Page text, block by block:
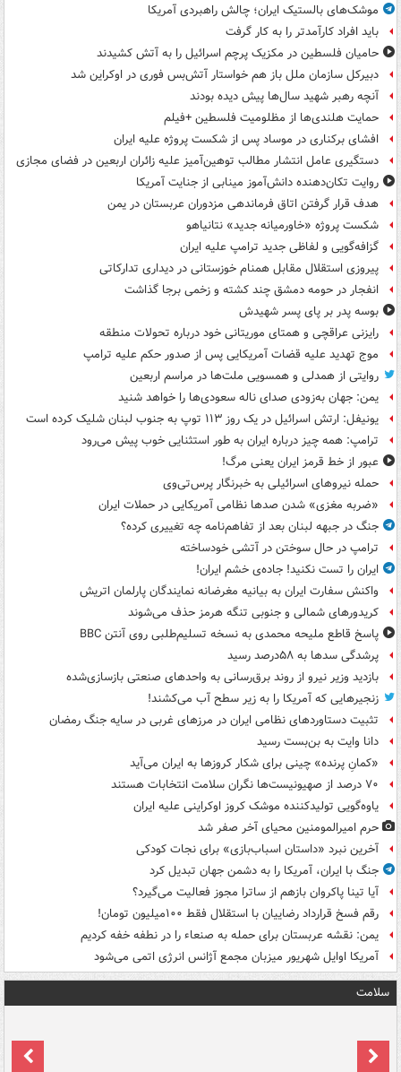
موشک‌های بالستیک ایران؛ چالش راهبردی آمریکا
باید افراد کارآمدتر را به کار گرفت
حامیان فلسطین در مکزیک پرچم اسرائیل را به آتش کشیدند
دبیرکل سازمان ملل باز هم خواستار آتش‌بس فوری در اوکراین شد
آنچه رهبر شهید سال‌ها پیش دیده بودند
حمایت هلندی‌ها از مظلومیت فلسطین +فیلم
افشای برکناری در موساد پس از شکست پروژه علیه ایران
دستگیری عامل انتشار مطالب توهین‌آمیز علیه زائران اربعین در فضای مجازی
روایت تکان‌دهنده دانش‌آموز مینابی از جنایت آمریکا
هدف قرار گرفتن اتاق‌ فرماندهی مزدوران عربستان در یمن
شکست پروژه «خاورمیانه جدید» نتانیاهو
گزافه‌گویی و لفاظی جدید ترامپ علیه ایران
پیروزی استقلال مقابل همنام خوزستانی در دیداری تدارکاتی
انفجار در حومه دمشق چند کشته و زخمی برجا گذاشت
بوسه‌ پدر بر پای پسر شهیدش
رایزنی عراقچی و همتای موریتانی خود درباره تحولات منطقه
موج تهدید علیه قضات آمریکایی پس از صدور حکم علیه ترامپ
روایتی از همدلی و همسویی ملت‌ها در مراسم اربعین
یمن: جهان به‌زودی صدای ناله سعودی‌ها را خواهد شنید
یونیفل: ارتش اسرائیل در یک روز ۱۱۳ توپ به جنوب لبنان شلیک کرده است
ترامپ: همه چیز درباره ایران به طور استثنایی خوب پیش می‌رود
عبور از خط قرمز ایران یعنی مرگ!
حمله نیروهای اسرائیلی به خبرنگار پرس‌تی‌وی
«ضربه مغزی» شدن صدها نظامی آمریکایی در حملات ایران
جنگ در جبهه لبنان بعد از تفاهم‌نامه چه تغییری کرده؟
ترامپ در حال سوختن در آتشی خودساخته
ایران را تست نکنید! جاده‌ی خشم ایران!
واکنش سفارت ایران به بیانیه مغرضانه نمایندگان پارلمان اتریش
کریدورهای شمالی و جنوبی تنگه هرمز حذف می‌شوند
پاسخ قاطع ملیحه محمدی به نسخه تسلیم‌طلبی روی آنتن BBC
پرشدگی سدها به ۵۸درصد رسید
بازدید وزیر نیرو از روند برق‌رسانی به واحدهای صنعتی بازسازی‌شده
زنجیرهایی که آمریکا را به زیر سطح آب می‌کشند!
تثبیت دستاوردهای نظامی ایران در مرزهای غربی در سایه جنگ رمضان
دانا وایت به بن‌بست رسید
«کمانِ پرنده» چینی برای شکار کروزها به ایران می‌آید
۷۰ درصد از صهیونیست‌ها نگران سلامت انتخابات هستند
یاوه‌گویی تولیدکننده موشک کروز اوکراینی علیه ایران
حرم امیرالمومنین محیای آخر صفر شد
آخرین نبرد «داستان اسباب‌بازی» برای نجات کودکی
جنگ با ایران، آمریکا را به دشمن جهان تبدیل کرد
آیا تینا پاکروان بازهم از ساترا مجوز فعالیت می‌گیرد؟
رقم فسخ قرارداد رضاییان با استقلال فقط ۱۰۰میلیون تومان!
یمن: نقشه عربستان برای حمله به صنعاء را در نطفه خفه کردیم
آمریکا اوایل شهریور میزبان مجمع آژانس انرژی اتمی می‌شود
سلامت